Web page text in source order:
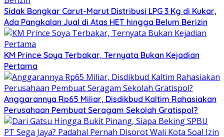
Sidak Bongkar Carut-Marut Distribusi LPG 3 Kg di Kukar,
Ada Pangkalan Jual di Atas HET hingga Belum Berizin
KM Prince Soya Terbakar, Ternyata Bukan Kejadian
Pertama
Anggarannya Rp65 Miliar, Disdikbud Kaltim Rahasiakan
Perusahaan Pembuat Seragam Sekolah Gratispol?